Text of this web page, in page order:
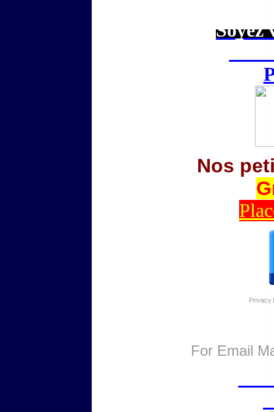
Soyez
Nos
For Email